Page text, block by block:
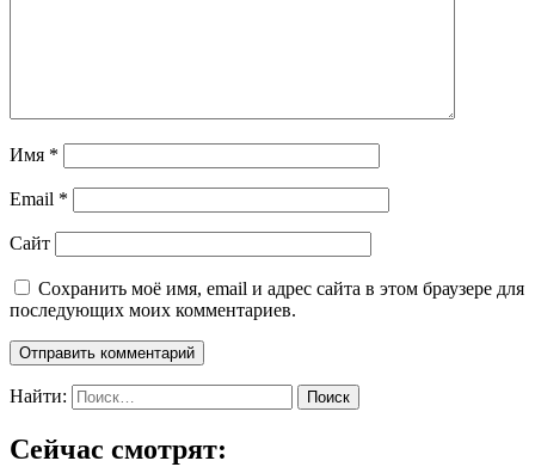
Имя *
Email *
Сайт
Сохранить моё имя, email и адрес сайта в этом браузере для
последующих моих комментариев.
Найти:
Сейчас смотрят: